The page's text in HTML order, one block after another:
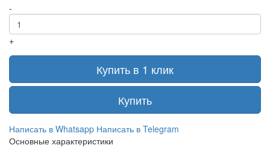
-
+
Купить в 1 клик
Купить
Написать в Whatsapp Написать в Telegram
Основные характеристики